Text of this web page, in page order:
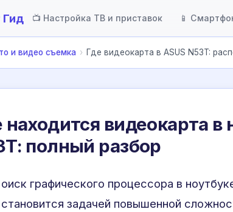
Гид 📺 Настройка ТВ и приставок 📱
и видео съемка › Где видеокарта в ASUS N53T:
находится видеокарта в
полный разбор
оиск графического процессора в
становится задачей повышенной